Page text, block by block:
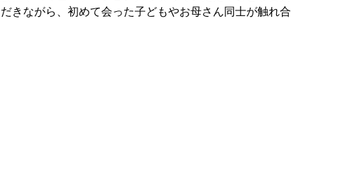
きながら、初めて会った子どもやお母さん同士が触れ合